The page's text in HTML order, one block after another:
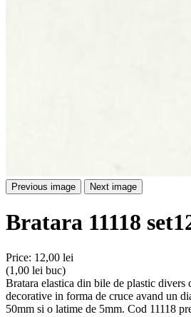
Previous image Next image
Bratara 11118
Price: 12,00 lei
(1,00 lei buc)
Bratara elastica din bile de plastic divers
decorative in forma de cruce avand un
50mm si o latime de 5mm. Cod 11118